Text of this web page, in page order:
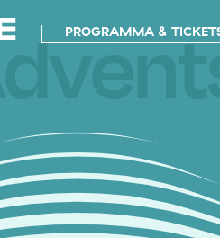
PROGRAMMA &